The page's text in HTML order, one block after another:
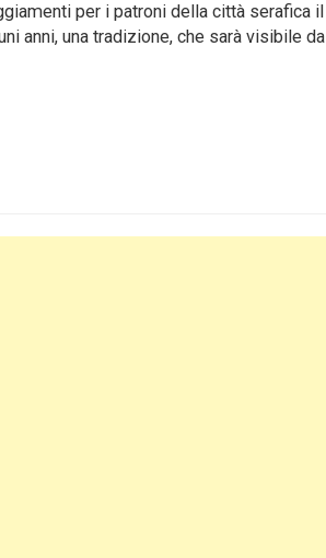
per i patroni della città serafica il
anni, una tradizione, che sarà visibile da